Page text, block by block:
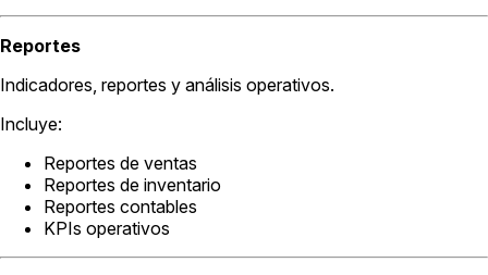
Reportes
Indicadores, reportes y análisis operativos.
Incluye:
Reportes de ventas
Reportes de inventario
Reportes contables
KPIs operativos